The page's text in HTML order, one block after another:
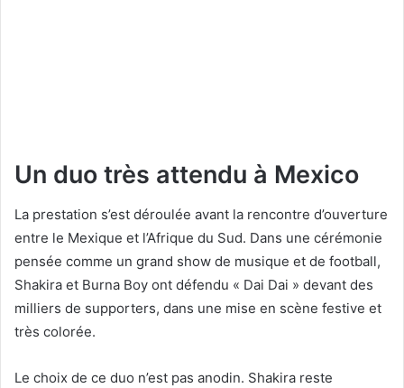
Un duo très attendu à Mexico
La prestation s’est déroulée avant la rencontre d’ouverture
entre le Mexique et l’Afrique du Sud. Dans une cérémonie
pensée comme un grand show de musique et de football,
Shakira et Burna Boy ont défendu « Dai Dai » devant des
milliers de supporters, dans une mise en scène festive et
très colorée.
Le choix de ce duo n’est pas anodin. Shakira reste